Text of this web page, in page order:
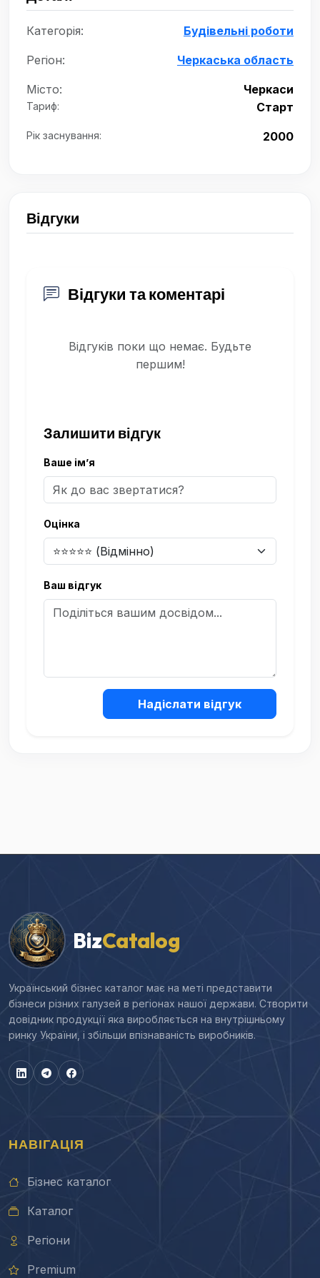
Категорія: Будівельні роботи
Регіон: Черкаська область
Місто: Черкаси
Тариф: Старт
Рік заснування: 2000
Відгуки
Відгуки та коментарі
Відгуків поки що немає. Будьте
першим!
Залишити відгук
Ваше ім’я
Оцінка
Ваш відгук
Надіслати відгук
BizCatalog
Український бізнес каталог має на меті представити
бізнеси різних галузей в регіонах нашої держави. Створити
довідник продукції яка виробляється на внутрішньому
ринку України, і збільши впізнаваність виробників.
НАВІГАЦІЯ
Бізнес каталог
Каталог
Регіони
Premium